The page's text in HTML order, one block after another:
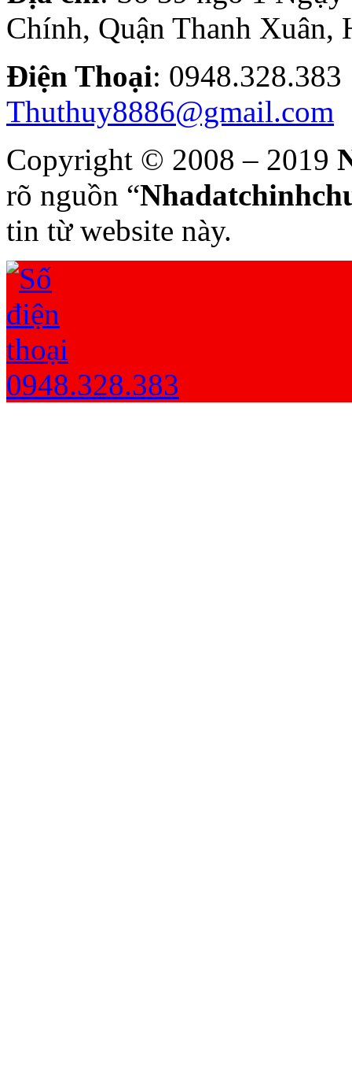
Chính, Quận Thanh Xuân,
Điện Thoại:
Thuthuy8886@gmail.com
Copyright © 2008 – 2019
rõ nguồn “
tin từ website này.
0948.328.383